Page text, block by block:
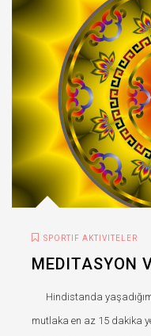
SPORTIF AKTIVITELER
MEDITASYON
Hindistanda
mutlaka en az 15 dakika